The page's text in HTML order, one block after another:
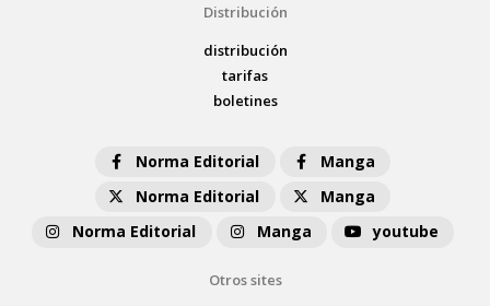
Distribución
distribución
tarifas
boletines
Norma Editorial
Manga
Norma Editorial
Manga
Norma Editorial
Manga youtube
Otros sites